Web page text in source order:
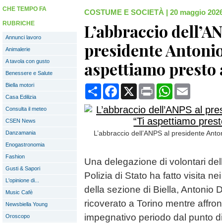
CHE TEMPO FA
RUBRICHE
Annunci lavoro
Animalerie
A tavola con gusto
Benessere e Salute
Biella motori
Casa Edilizia
Consulta il meteo
CSEN News
Danzamania
Enogastronomia
Fashion
Gusti & Sapori
L'opinione di...
Music Cafè
Newsbiella Young
Oroscopo
COSTUME E SOCIETÀ | 20 maggio
L’abbraccio
presidente
aspettiamo presto
CondividiFacebook
X Print WhatsApp
L’abbraccio dell’ANPS al presidente
Una delegazione di volontari
Polizia di Stato ha fatto visita
della sezione di Biella, Antonio
ricoverato a Torino mentre
impegnativo periodo dal punto